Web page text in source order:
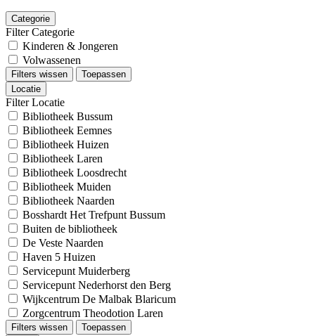
Categorie
Filter Categorie
Kinderen & Jongeren
Volwassenen
Filters wissen
Toepassen
Locatie
Filter Locatie
Bibliotheek Bussum
Bibliotheek Eemnes
Bibliotheek Huizen
Bibliotheek Laren
Bibliotheek Loosdrecht
Bibliotheek Muiden
Bibliotheek Naarden
Bosshardt Het Trefpunt Bussum
Buiten de bibliotheek
De Veste Naarden
Haven 5 Huizen
Servicepunt Muiderberg
Servicepunt Nederhorst den Berg
Wijkcentrum De Malbak Blaricum
Zorgcentrum Theodotion Laren
Filters wissen
Toepassen